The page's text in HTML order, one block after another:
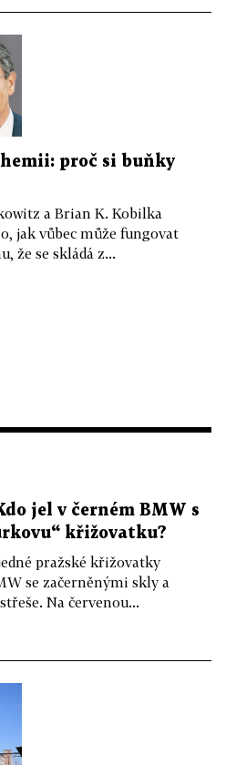
proč si buňky
a Brian K. Kobilka
jak vůbec může fungovat
že se skládá z...
jel v černém BMW s
křižovatku?
pražské křižovatky
se začerněnými skly a
Na červenou...